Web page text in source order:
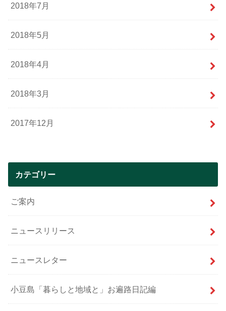
2018年7月
2018年5月
2018年4月
2018年3月
2017年12月
カテゴリー
ご案内
ニュースリリース
ニュースレター
小豆島「暮らしと地域と」お遍路日記編